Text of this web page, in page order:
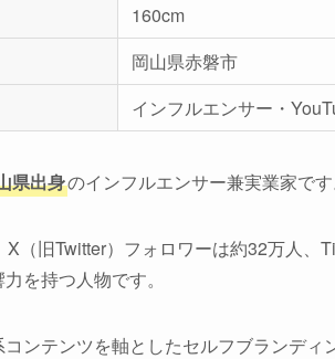
160cm
岡山県赤磐市
インフルエンサー・
県出身のインフルエンサー兼実業家です
（旧Twitter）フォロワーは約32万人、
を持つ人物です。
ンテンツを軸としたセルフブランディ